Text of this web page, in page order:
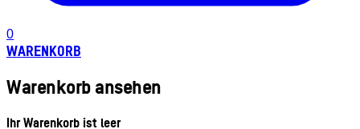
0
WARENKORB
Warenkorb ansehen
Ihr Warenkorb ist leer